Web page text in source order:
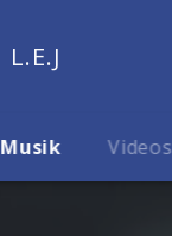
L.E.J
Musik Videos